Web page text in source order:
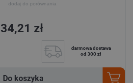
dodaj do porównania
34,21 zł
darmowa dostawa
od 300 zł
Do koszyka